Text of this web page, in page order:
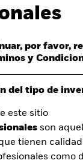
por favor,
y
del tipo de
este sitio
son
tienen
como
a 06 ago 2026